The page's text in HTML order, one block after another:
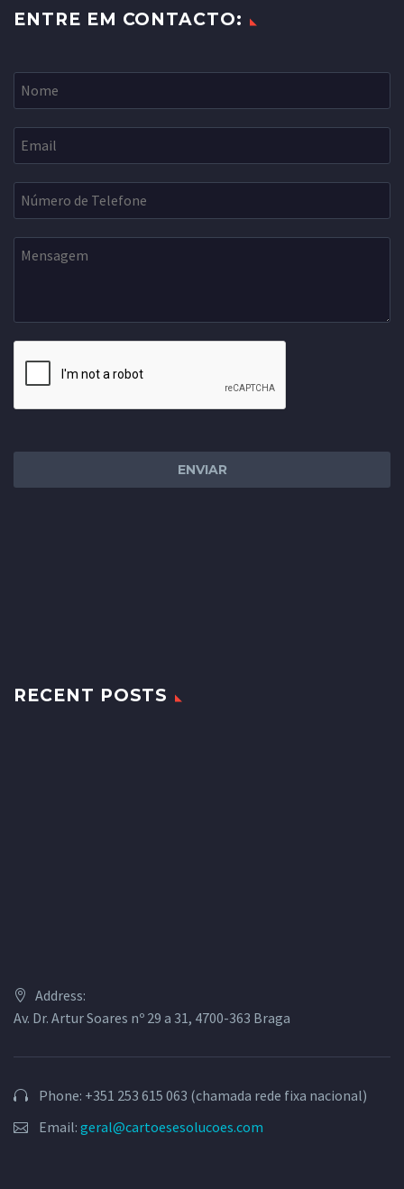
ENTRE EM CONTACTO:
RECENT POSTS
Address:
Av. Dr. Artur Soares nº 29 a 31, 4700-363 Braga
Phone: +351 253 615 063 (chamada rede fixa nacional)
Email: geral@cartoesesolucoes.com